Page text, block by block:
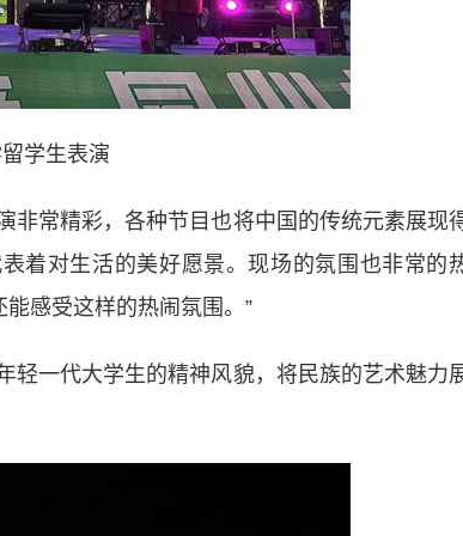
学生表演
常精彩，各种节目也将中国的传统元素展现
着对生活的美好愿景。现场的氛围也非常的
感受这样的热闹氛围。”
一代大学生的精神风貌，将民族的艺术魅力